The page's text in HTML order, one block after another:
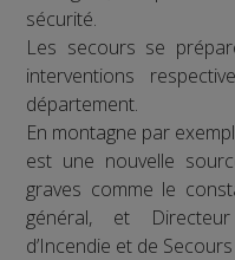
sécurité.
Les secours se
interventions
département.
En montagne par
est une nouvelle
graves comme le
général, et
d’Incendie et de